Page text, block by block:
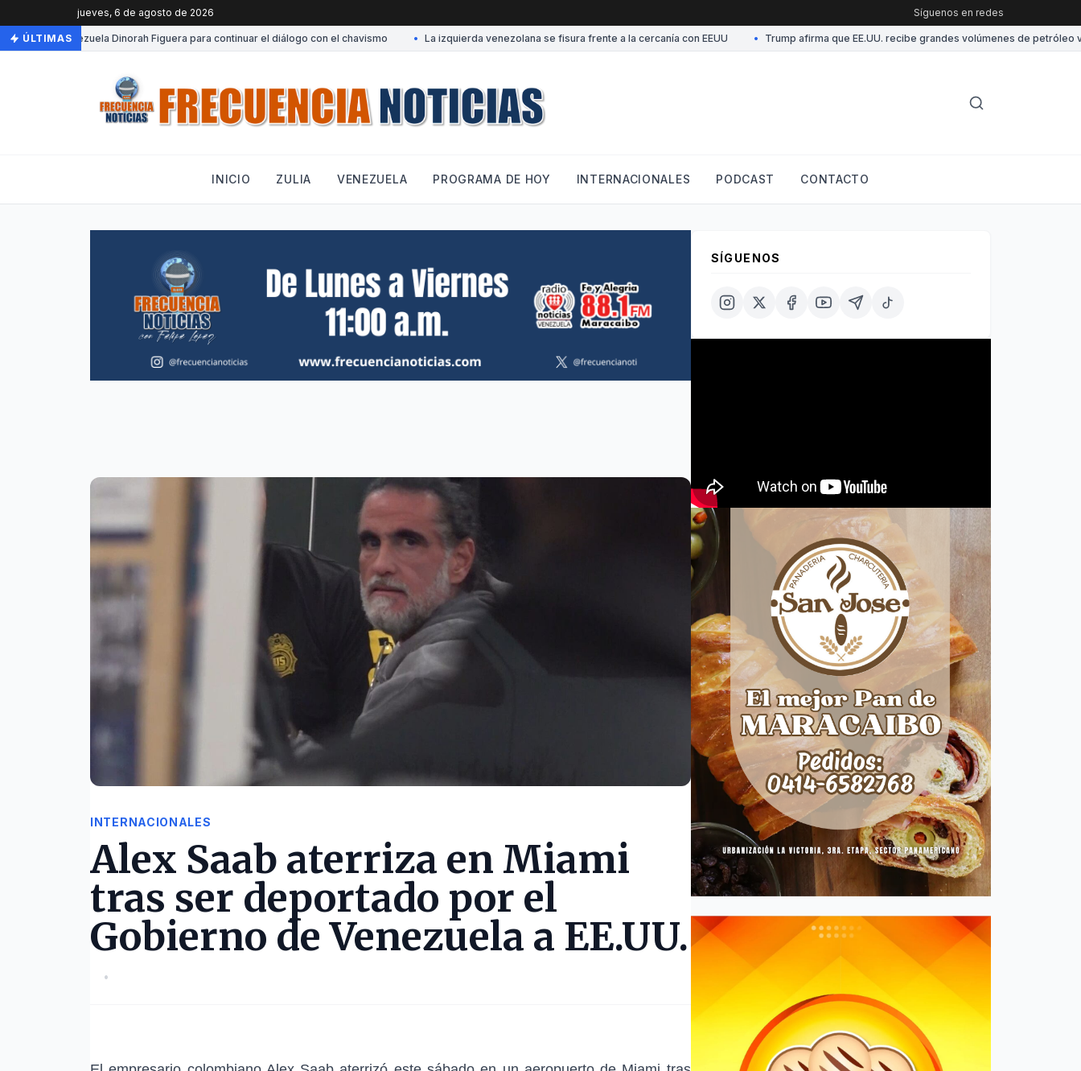
jueves, 6 de agosto de 2026 Síguenos en redes
ÚLTIMAS
Llega a Venezuela Dinorah Figuera para continuar el diálogo con el chavismo La izquierda venezolana se fisura frente a la cercanía con EEUU Trump afirma que EE.UU. recibe grandes volúmenes de petróleo
INICIO ZULIA VENEZUELA PROGRAMA DE HOY INTERNACIONALES PODCAST CONTACTO
INTERNACIONALES
Alex Saab aterriza en Miami
tras ser deportado por el
Gobierno de Venezuela a EE.UU.
•
SÍGUENOS